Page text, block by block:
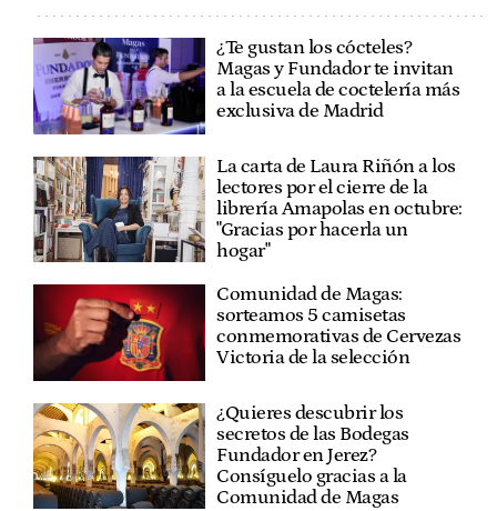
¿Te gustan los cócteles?
Magas y Fundador te invitan
a la escuela de coctelería más
exclusiva de Madrid
La carta de Laura Riñón a los
lectores por el cierre de la
librería Amapolas en octubre:
"Gracias por hacerla un
hogar"
Comunidad de Magas:
sorteamos 5 camisetas
conmemorativas de Cervezas
Victoria de la selección
¿Quieres descubrir los
secretos de las Bodegas
Fundador en Jerez?
Consíguelo gracias a la
Comunidad de Magas